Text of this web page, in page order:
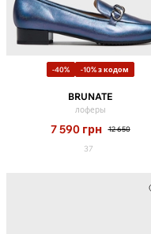
-40% -10% з кодом
BRUNATE
лоферы
7 590 грн 12 650
37